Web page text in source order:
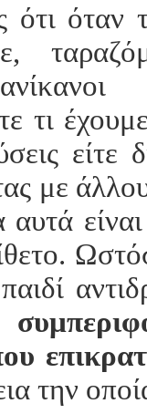
ότι
τι
είτε
με
αυτά
την